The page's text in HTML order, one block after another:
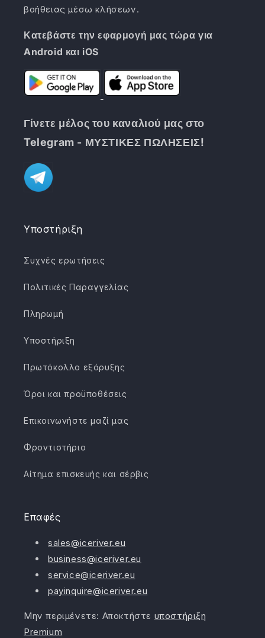
βοήθειας μέσω κλήσεων.
Κατεβάστε την εφαρμογή μας τώρα για
Android και iOS
Γίνετε μέλος του καναλιού μας στο
Telegram - ΜΥΣΤΙΚΕΣ ΠΩΛΗΣΕΙΣ!
Υποστήριξη
Συχνές ερωτήσεις
Πολιτικές Παραγγελίας
Πληρωμή
Υποστήριξη
Πρωτόκολλο εξόρυξης
Όροι και προϋποθέσεις
Επικοινωνήστε μαζί μας
Φροντιστήριο
Αίτημα επισκευής και σέρβις
Επαφές
sales@iceriver.eu
business@iceriver.eu
service@iceriver.eu
payinquire@iceriver.eu
Μην περιμένετε: Αποκτήστε υποστήριξη
Premium